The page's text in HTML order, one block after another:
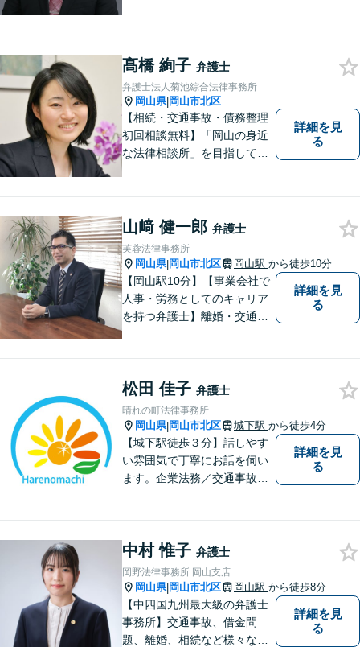
髙橋 絢子 弁護士
弁護士法人菊池綜合法律事務所
岡山県|岡山市北区
【相続・交通事故・債務整理
初回相談無料】「岡山の身近
な法律相談所」を目指してい
んなささいなことでも構いま
せん。お気軽にご相談くださ
い。【土曜日も受付可能】
【専用駐車場あり】
詳細を見
る
山﨑 健一郎 弁護士
芙蓉法律事務所
岡山県|岡山市北区 岡山駅 から徒歩10分
【岡山駅10分】【事業会社で
人事・労務としてのキャリア
を持つ弁護士】離婚・交通事
とお話をうかがうことを心掛
けています。必要に応じ、他
士業と連携して解決を図りま
す。
詳細を見
る
松田 佳子 弁護士
晴れの町法律事務所
岡山県|岡山市北区 城下駅 から徒歩4分
【城下駅徒歩３分】話しやす
い雰囲気で丁寧にお話を伺い
ます。企業法務／交通事故／
詳細を見
る
中村 惟子 弁護士
岡野法律事務所 岡山支店
岡山県|岡山市北区 岡山駅 から徒歩8分
【中四国九州最大級の弁護士
事務所】交通事故、借金問
題、離婚、相続など様々な問
詳細を見
る